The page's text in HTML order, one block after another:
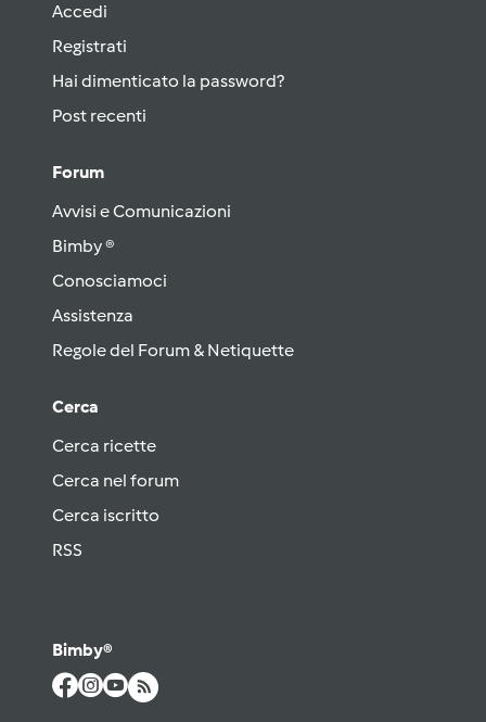
Accedi
Registrati
Hai dimenticato la password?
Post recenti
Forum
Avvisi e Comunicazioni
Bimby ®
Conosciamoci
Assistenza
Regole del Forum & Netiquette
Cerca
Cerca ricette
Cerca nel forum
Cerca iscritto
RSS
Bimby®